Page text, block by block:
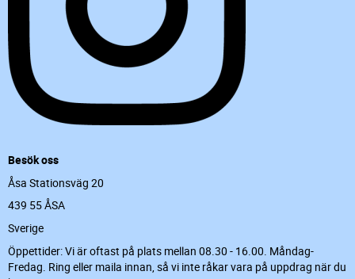
Besök oss
Åsa Stationsväg 20
439 55 ÅSA
Sverige
Öppettider: Vi är oftast på plats mellan 08.30 - 16.00. Måndag-
Fredag. Ring eller maila innan, så vi inte råkar vara på uppdrag när du